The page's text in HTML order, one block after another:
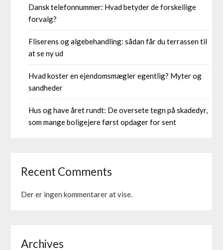
Dansk telefonnummer: Hvad betyder de forskellige
forvalg?
Fliserens og algebehandling: sådan får du terrassen til
at se ny ud
Hvad koster en ejendomsmægler egentlig? Myter og
sandheder
Hus og have året rundt: De oversete tegn på skadedyr,
som mange boligejere først opdager for sent
Recent Comments
Der er ingen kommentarer at vise.
Archives